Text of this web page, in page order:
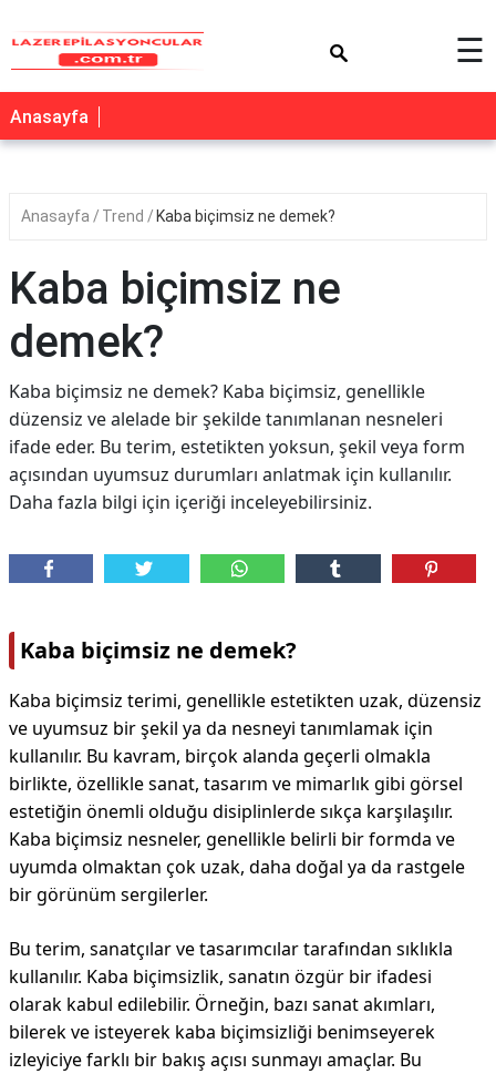
☰
Anasayfa
Anasayfa Trend Kaba biçimsiz ne demek?
Kaba biçimsiz ne
demek?
Kaba biçimsiz ne demek? Kaba biçimsiz, genellikle
düzensiz ve alelade bir şekilde tanımlanan nesneleri
ifade eder. Bu terim, estetikten yoksun, şekil veya form
açısından uyumsuz durumları anlatmak için kullanılır.
Daha fazla bilgi için içeriği inceleyebilirsiniz.
Kaba biçimsiz ne demek?
Kaba biçimsiz terimi, genellikle estetikten uzak, düzensiz
ve uyumsuz bir şekil ya da nesneyi tanımlamak için
kullanılır. Bu kavram, birçok alanda geçerli olmakla
birlikte, özellikle sanat, tasarım ve mimarlık gibi görsel
estetiğin önemli olduğu disiplinlerde sıkça karşılaşılır.
Kaba biçimsiz nesneler, genellikle belirli bir formda ve
uyumda olmaktan çok uzak, daha doğal ya da rastgele
bir görünüm sergilerler.
Bu terim, sanatçılar ve tasarımcılar tarafından sıklıkla
kullanılır. Kaba biçimsizlik, sanatın özgür bir ifadesi
olarak kabul edilebilir. Örneğin, bazı sanat akımları,
bilerek ve isteyerek kaba biçimsizliği benimseyerek
izleyiciye farklı bir bakış açısı sunmayı amaçlar. Bu